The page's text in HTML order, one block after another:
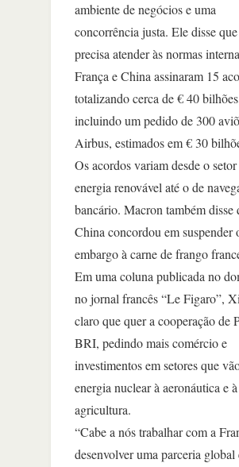
ambiente de negócios e uma
concorrência justa. Ele disse
precisa atender às normas
França e China assinaram 15
totalizando cerca de € 40
incluindo um pedido de 300
Airbus, estimados em € 30
Os acordos variam desde o
energia renovável até o de
bancário. Macron também disse
China concordou em suspender
embargo à carne de frango
Em uma coluna publicada no
no jornal francês “Le Figaro”,
claro que quer a cooperação de
BRI, pedindo mais comércio e
investimentos em setores que
energia nuclear à aeronáutica e à
agricultura.
“Cabe a nós trabalhar com a
desenvolver uma parceria global